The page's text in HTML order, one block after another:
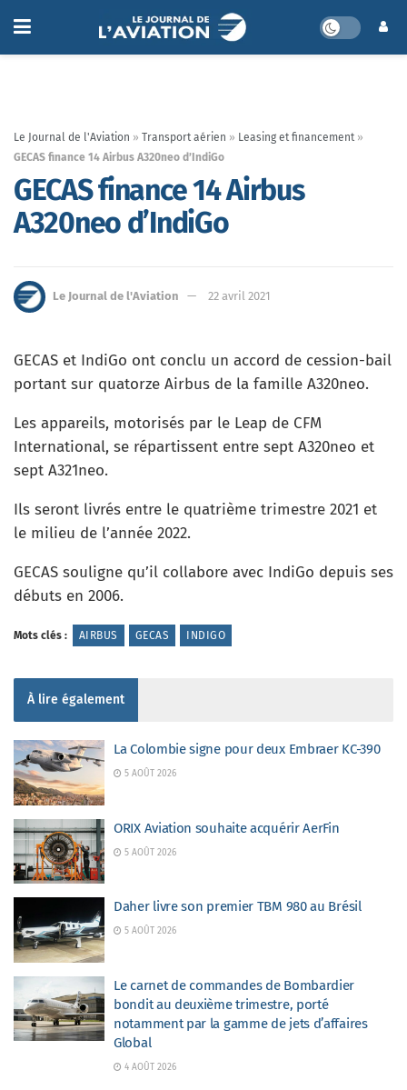
Le Journal de l'Aviation » Transport aérien » Leasing et financement »
GECAS finance 14 Airbus A320neo d’IndiGo
GECAS finance 14 Airbus
A320neo d’IndiGo
Le Journal de l'Aviation 22 avril 2021
GECAS et IndiGo ont conclu un accord de cession-bail
portant sur quatorze Airbus de la famille A320neo.
Les appareils, motorisés par le Leap de CFM
International, se répartissent entre sept A320neo et
sept A321neo.
Ils seront livrés entre le quatrième trimestre 2021 et
le milieu de l’année 2022.
GECAS souligne qu’il collabore avec IndiGo depuis ses
débuts en 2006.
Mots clés : AIRBUS GECAS INDIGO
À lire également
La Colombie signe pour deux Embraer KC-390
5 AOÛT 2026
ORIX Aviation souhaite acquérir AerFin
5 AOÛT 2026
Daher livre son premier TBM 980 au Brésil
5 AOÛT 2026
Le carnet de commandes de Bombardier
bondit au deuxième trimestre, porté
notamment par la gamme de jets d’affaires
Global
4 AOÛT 2026